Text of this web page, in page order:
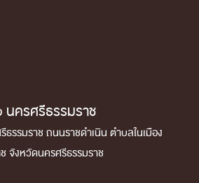
ครศรีธรรมราช
รรมราช ถนนราชดำเนิน ตำบลในเมือง
จังหวัดนครศรีธรรมราช